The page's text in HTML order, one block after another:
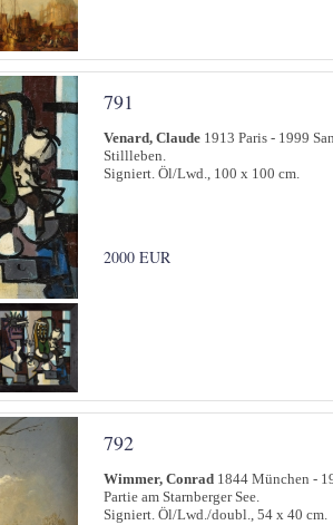
791
Venard, Claude 1913 Paris - 1999
Stillleben.
Signiert. Öl/Lwd., 100 x 100 cm.
2000 EUR
792
Wimmer, Conrad 1844 München -
Partie am Starnberger See.
Signiert. Öl/Lwd./doubl., 54 x 40 cm.